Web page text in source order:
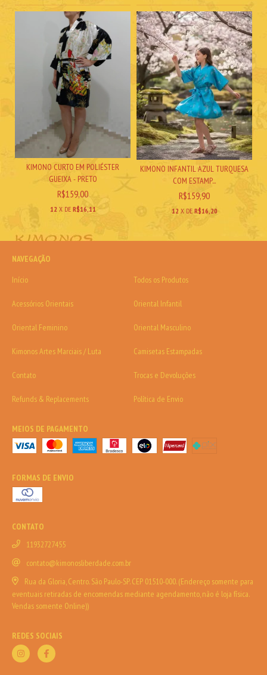
KIMONO CURTO EM POLIÉSTER
GUEIXA - PRETO
R$159,00
12 X DE R$16,11
KIMONO INFANTIL AZUL TURQUESA
COM ESTAMP...
R$159,90
12 X DE R$16,20
NAVEGAÇÃO
Início
Todos os Produtos
Acessórios Orientais Oriental Infantil
Oriental Feminino Oriental Masculino
Kimonos Artes Marciais / Luta Camisetas Estampadas
Contato Trocas e Devoluções
Refunds & Replacements Política de Envio
MEIOS DE PAGAMENTO
FORMAS DE ENVIO
CONTATO
11932727455
contato@kimonosliberdade.com.br
Rua da Gloria, Centro. São Paulo-SP. CEP 01510-000. (Endereço somente para
eventuais retiradas de encomendas mediante agendamento, não é loja física.
Vendas somente Online))
REDES SOCIAIS